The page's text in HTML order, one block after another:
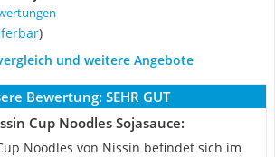
)
und weitere Angebote
Bewertung: SEHR GUT
Cup Noodles Sojasauce:
Noodles von Nissin befindet sich im